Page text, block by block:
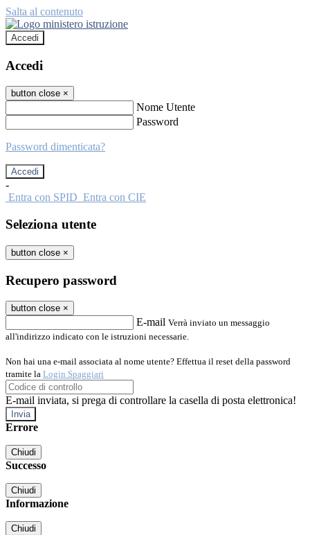
Salta al contenuto
Accedi
Accedi
button close ×
Nome Utente
Password
Password dimenticata?
-
Entra con SPID Entra con CIE
Seleziona utente
button close ×
Recupero password
button close ×
E-mail Verrà inviato un messaggio
all'indirizzo indicato con le istruzioni necessarie.
Non hai una e-mail associata al nome utente? Effettua il reset della password
tramite la Login Spaggiari
E-mail inviata, si prega di controllare la casella di posta elettronica!
Errore
Chiudi
Successo
Chiudi
Informazione
Chiudi